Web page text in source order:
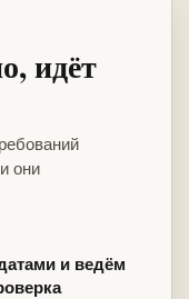
идёт
они
и ведём